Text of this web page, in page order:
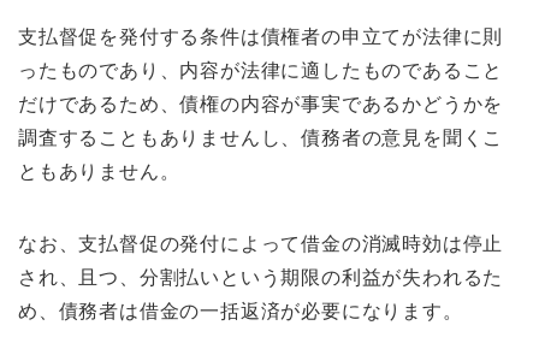
支払督促を発付する条件は債権者の申立てが法律に則
ったものであり、内容が法律に適したものであること
だけであるため、債権の内容が事実であるかどうかを
調査することもありませんし、債務者の意見を聞くこ
ともありません。
なお、支払督促の発付によって借金の消滅時効は停止
され、且つ、分割払いという期限の利益が失われるた
め、債務者は借金の一括返済が必要になります。